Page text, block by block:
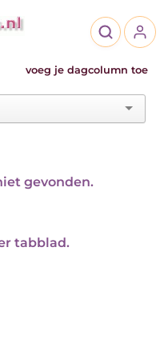
voeg je dagcolumn toe
gevonden.
tabblad.